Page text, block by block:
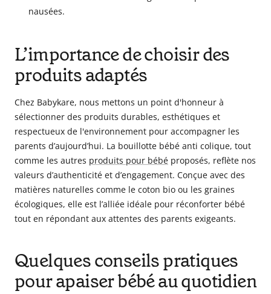
nausées.
L’importance de choisir des
produits adaptés
Chez Babykare, nous mettons un point d'honneur à
sélectionner des produits durables, esthétiques et
respectueux de l'environnement pour accompagner les
parents d’aujourd’hui. La bouillotte bébé anti colique, tout
comme les autres produits pour bébé proposés, reflète nos
valeurs d’authenticité et d’engagement. Conçue avec des
matières naturelles comme le coton bio ou les graines
écologiques, elle est l’alliée idéale pour réconforter bébé
tout en répondant aux attentes des parents exigeants.
Quelques conseils pratiques
pour apaiser bébé au quotidien